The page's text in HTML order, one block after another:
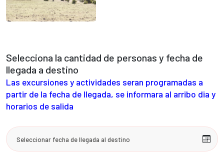
Selecciona la cantidad de personas y fecha de
llegada a destino
Las excursiones y actividades seran programadas a
partir de la fecha de llegada, se informara al arribo dia y
horarios de salida